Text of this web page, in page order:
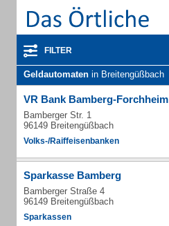
FILTER
Geldautomaten in Breitengüßbach
VR Bank Bamberg-Forchheim
Bamberger Str. 1
96149 Breitengüßbach
Volks-/Raiffeisenbanken
Sparkasse Bamberg
Bamberger Straße 4
96149 Breitengüßbach
Sparkassen